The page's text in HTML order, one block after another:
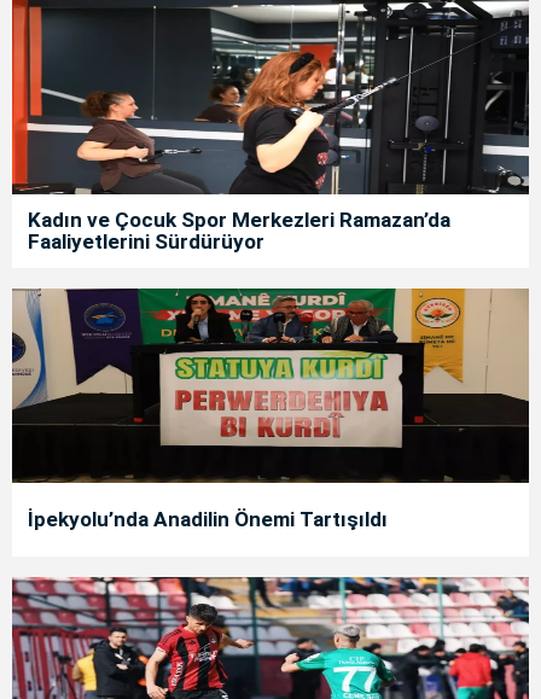
Kadın ve Çocuk Spor Merkezleri Ramazan’da
Faaliyetlerini Sürdürüyor
İpekyolu’nda Anadilin Önemi Tartışıldı